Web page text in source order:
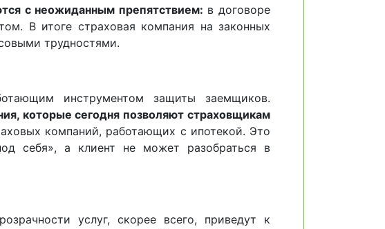
с неожиданным препятствием: в договоре
В итоге страховая компания на законных
трудностями.
инструментом защиты заемщиков.
которые сегодня позволяют страховщикам
компаний, работающих с ипотекой. Это
себя», а клиент не может разобраться в
услуг, скорее всего, приведут к